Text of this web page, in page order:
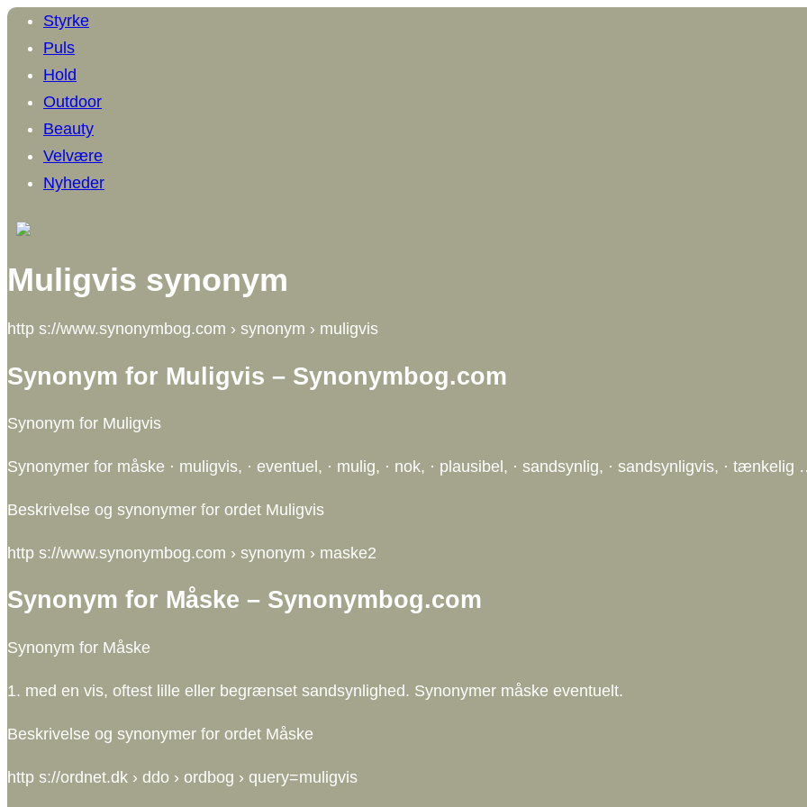
Styrke
Puls
Hold
Outdoor
Beauty
Velvære
Nyheder
Muligvis synonym
http s://www.synonymbog.com › synonym › muligvis
Synonym for Muligvis – Synonymbog.com
Synonym for Muligvis
Synonymer for måske · muligvis, · eventuel, · mulig, · nok, · plausibel, · sandsynlig, · sandsynligvis, · tænkelig
Beskrivelse og synonymer for ordet Muligvis
http s://www.synonymbog.com › synonym › maske2
Synonym for Måske – Synonymbog.com
Synonym for Måske
1. med en vis, oftest lille eller begrænset sandsynlighed. Synonymer måske eventuelt.
Beskrivelse og synonymer for ordet Måske
http s://ordnet.dk › ddo › ordbog › query=muligvis